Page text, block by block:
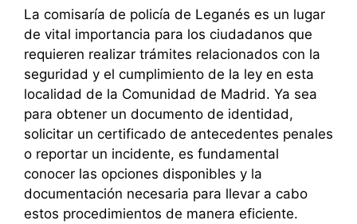
La comisaría de policía de Leganés es un lugar
de vital importancia para los ciudadanos que
requieren realizar trámites relacionados con la
seguridad y el cumplimiento de la ley en esta
localidad de la Comunidad de Madrid. Ya sea
para obtener un documento de identidad,
solicitar un certificado de antecedentes penales
o reportar un incidente, es fundamental
conocer las opciones disponibles y la
documentación necesaria para llevar a cabo
estos procedimientos de manera eficiente.